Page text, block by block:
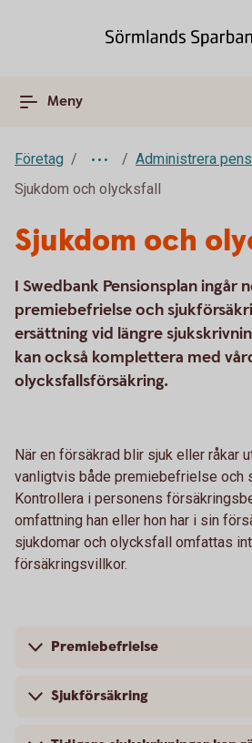
Meny
Företag
Administrera
Sjukdom och olycksfall
Sjukdom och
I Swedbank Pensionsplan ingår
premiebefrielse och
ersättning vid längre
kan också komplettera med
olycksfallsförsäkring.
När en försäkrad blir sjuk eller råkar
vanligtvis både premiebefrielse och
Kontrollera i personens
omfattning han eller hon har i sin
sjukdomar och olycksfall omfattas
försäkringsvillkor.
Premiebefrielse
Sjukförsäkring